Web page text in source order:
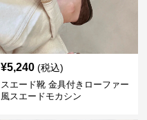
¥5,240 (税込)
スエード靴 金具付きローファー
風スエードモカシン